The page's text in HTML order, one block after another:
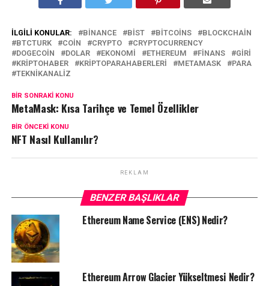
İLGILI KONULAR: BINANCE BIST BITCOINS
BLOCKCHAIN
BTCTURK
COIN CRYPTO
CRYPTOCURRENCY
DOGECOIN
DOLAR EKONOMI ETHEREUM FINANS
GIRI
KRIPTOHABER
KRIPTOPARAHABERLERI METAMASK
PARA
TEKNIKANALIZ
BIR SONRAKI KONU
MetaMask: Kısa Tarihçe ve Temel Özellikler
BIR ÖNCEKI KONU
NFT Nasıl Kullanılır?
REKLAM
BENZER BAŞLIKLAR
Ethereum Name Service (ENS) Nedir?
Ethereum Arrow Glacier Yükseltmesi Nedir?